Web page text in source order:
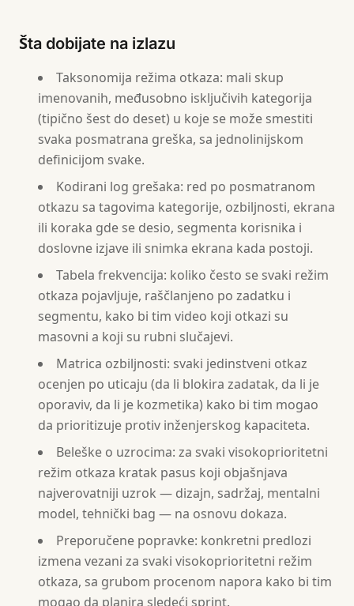
Šta dobijate na izlazu
Taksonomija režima otkaza: mali skup
imenovanih, međusobno isključivih kategorija
(tipično šest do deset) u koje se može smestiti
svaka posmatrana greška, sa jednolinijskom
definicijom svake.
Kodirani log grešaka: red po posmatranom
otkazu sa tagovima kategorije, ozbiljnosti, ekrana
ili koraka gde se desio, segmenta korisnika i
doslovne izjave ili snimka ekrana kada postoji.
Tabela frekvencija: koliko često se svaki režim
otkaza pojavljuje, raščlanjeno po zadatku i
segmentu, kako bi tim video koji otkazi su
masovni a koji su rubni slučajevi.
Matrica ozbiljnosti: svaki jedinstveni otkaz
ocenjen po uticaju (da li blokira zadatak, da li je
oporaviv, da li je kozmetika) kako bi tim mogao
da prioritizuje protiv inženjerskog kapaciteta.
Beleške o uzrocima: za svaki visokoprioritetni
režim otkaza kratak pasus koji objašnjava
najverovatniji uzrok — dizajn, sadržaj, mentalni
model, tehnički bag — na osnovu dokaza.
Preporučene popravke: konkretni predlozi
izmena vezani za svaki visokoprioritetni režim
otkaza, sa grubom procenom napora kako bi tim
mogao da planira sledeći sprint.